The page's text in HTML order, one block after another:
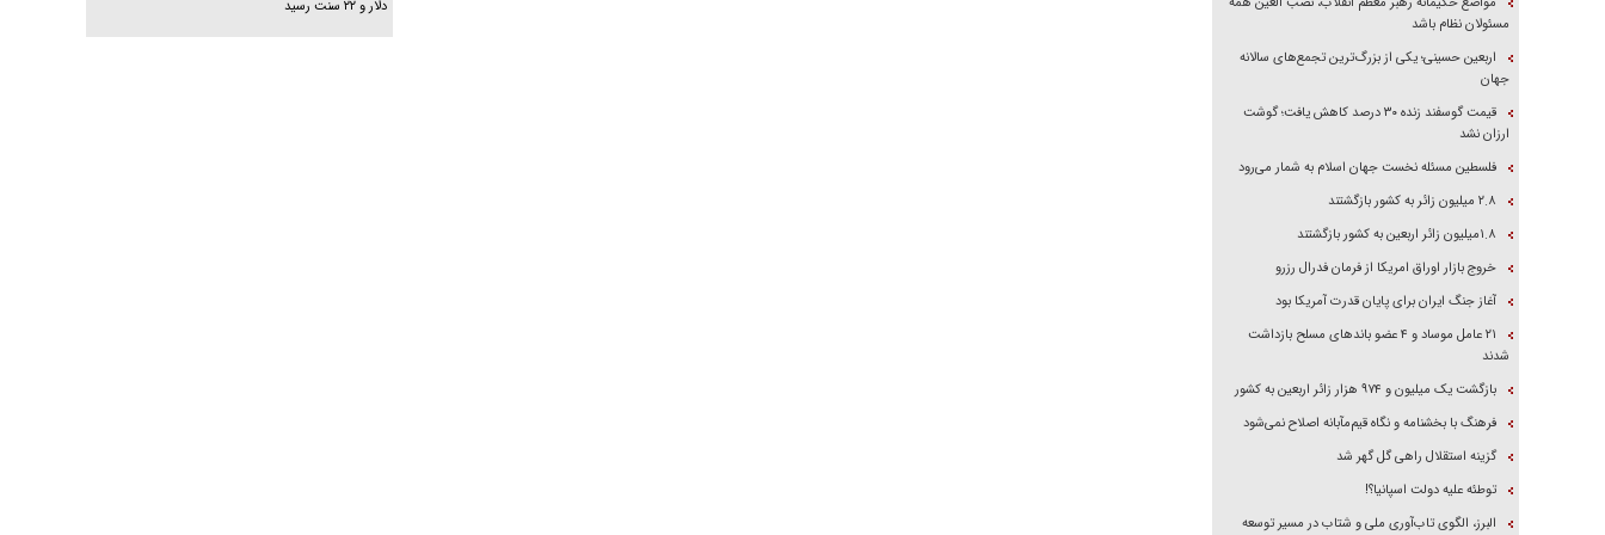
مسئولان نظام باشد
اربعین حسینی؛ یکی از بزرگ‌ترین تجمع‌های سالانه
جهان
قیمت گوسفند زنده ۳۰ درصد کاهش یافت؛ گوشت
ارزان نشد
فلسطین مسئله نخست جهان اسلام به شمار می‌رود
۲.۸ میلیون زائر به کشور بازگشتند
۱.۸میلیون زائر اربعین به کشور بازگشتند
خروج بازار اوراق امریکا از فرمان فدرال رزرو
آغاز جنگ ایران برای پایان قدرت آمریکا بود
۲۱ عامل موساد و ۴ عضو باند‌های مسلح بازداشت
شدند
بازگشت یک میلیون و ۹۷۴ هزار زائر اربعین به کشور
فرهنگ با بخشنامه و نگاه قیم‌مآبانه اصلاح نمی‌شود
گزینه استقلال راهی گل گهر شد
توطئه علیه دولت اسپانیا؟!
البرز، الگوی تاب‌آوری ملی و شتاب در مسیر توسعه
دلار و ۲۲ سنت رسید